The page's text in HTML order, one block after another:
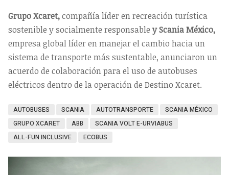
Grupo Xcaret,compañía líder en recreación turística
sostenible y socialmente responsable y Scania México,
empresa global líder en manejar el cambio hacia un
sistema de transporte más sustentable, anunciaron un
acuerdo de colaboración para el uso de autobuses
eléctricos dentro de la operación de Destino Xcaret.
AUTOBUSES SCANIA AUTOTRANSPORTE
SCANIA MÉXICO
GRUPO XCARET
ABB
SCANIA VOLT E-URVIABUS
ALL-FUN INCLUSIVE
ECOBUS